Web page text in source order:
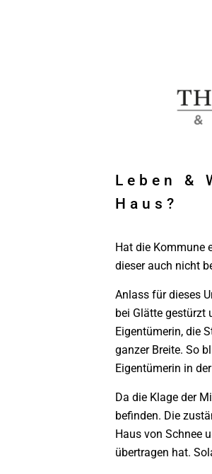
Leben &
Haus?
Hat die Kommune
dieser auch nicht
Anlass für dieses
bei Glätte gestürzt
Eigentümerin, die
ganzer Breite. So
Eigentümerin in
Da die Klage der
befinden. Die
Haus von Schnee
übertragen hat.